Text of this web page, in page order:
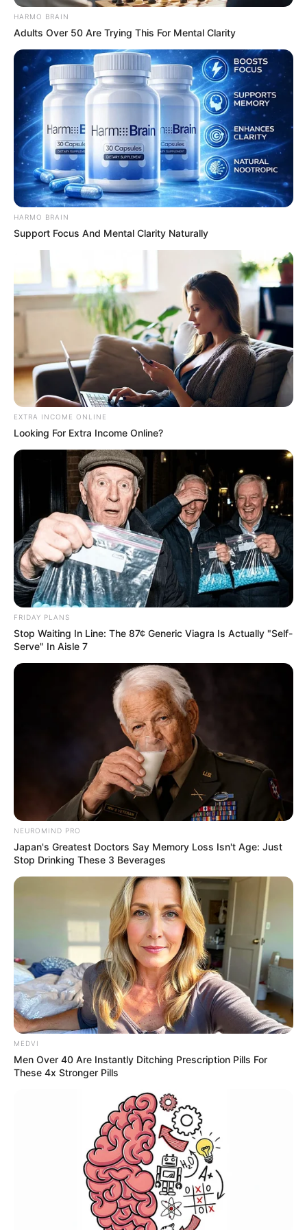
derniers sont les heureux parents de cinq
garçons. Cependant, le couple ne serait pas
petite fille. En attendant, Justine gère l’équilibre
de la maison puisqu’elle est mère au foyer
tandis que son mari travaille dans une
concession automobile. Et même s’ils vivent
confortablement,cela ne les empêche pas de
faire attention au coût de la vie.
Familles nombreuses :
la vie en XXL :
comment les Dantan
HARMO BRAIN
Adults Over 50 Are Trying This For Mental Clarity
HARMO BRAIN
Support Focus And Mental Clarity Naturally
EXTRA INCOME ONLINE
Looking For Extra Income Online?
FRIDAY PLANS
Stop Waiting In Line: The 87¢ Generic Viagra Is Actually "Self-
Serve" In Aisle 7
NEUROMIND PRO
Japan's Greatest Doctors Say Memory Loss Isn't Age: Just
Stop Drinking These 3 Beverages
MEDVI
Men Over 40 Are Instantly Ditching Prescription Pills For
These 4x Stronger Pills